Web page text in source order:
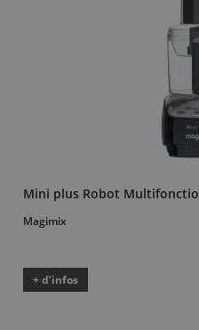
Mini plus Robot
Magimix
+ d’infos